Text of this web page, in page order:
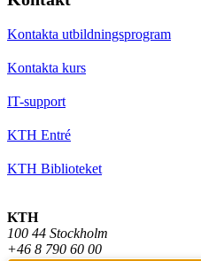
Kontakta utbildningsprogram
Kontakta kurs
IT-support
KTH Entré
KTH Biblioteket
KTH
100 44 Stockholm
+46 8 790 60 00